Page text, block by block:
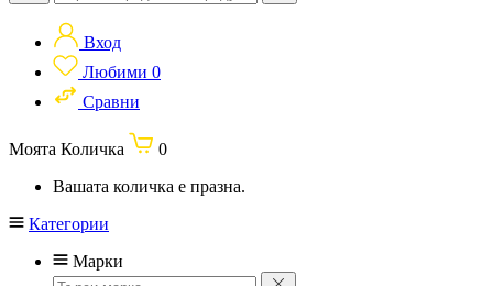
Вход
Любими 0
Сравни
Моята Количка
0
Вашата количка е празна.
Категории
Марки